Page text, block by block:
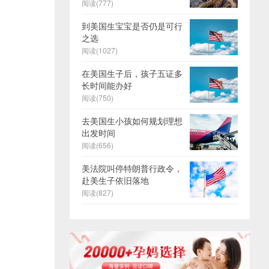
阅读(777)
到美国生宝宝是否仍是可行
之选
阅读(1027)
在美国生子后，孩子五证多
长时间能办好
阅读(750)
去美国生小孩如何规划理想
出发时间
阅读(656)
美法院叫停特朗普行政令，
赴美生子依旧落地
阅读(827)